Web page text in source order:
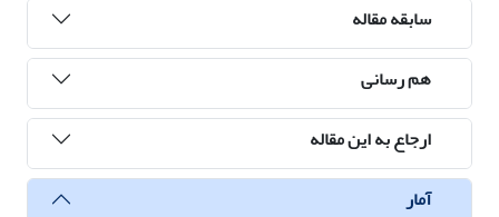
سابقه مقاله
هم رسانی
ارجاع به این مقاله
آمار